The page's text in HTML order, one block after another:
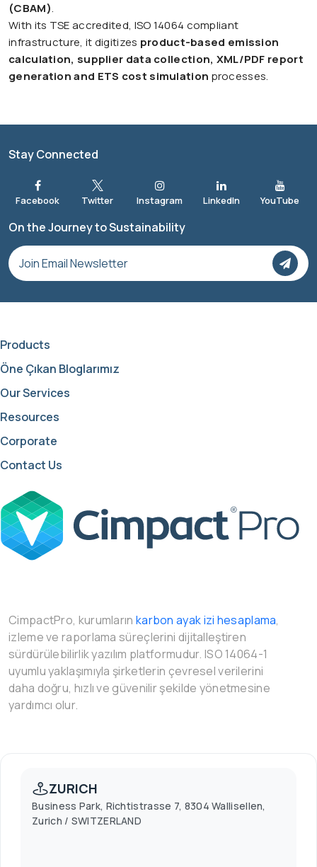
(CBAM).
With its TSE accredited, ISO 14064 compliant
infrastructure, it digitizes product-based emission
calculation, supplier data collection, XML/PDF report
generation and ETS cost simulation processes.
Stay Connected
On the Journey to Sustainability
Products
Öne Çıkan Bloglarımız
Our Services
Resources
Corporate
Contact Us
CimpactPro, kurumların karbon ayak izi hesaplama,
izleme ve raporlama süreçlerini dijitalleştiren
sürdürülebilirlik yazılım platformudur. ISO 14064-1
uyumlu yaklaşımıyla şirketlerin çevresel verilerini
daha doğru, hızlı ve güvenilir şekilde yönetmesine
yardımcı olur.
ZURICH
Business Park, Richtistrasse 7, 8304 Wallisellen,
Zurich / SWITZERLAND